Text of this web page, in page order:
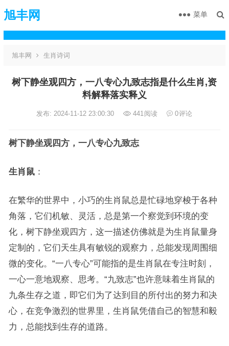
旭丰网 菜单
旭丰网 生肖诗词
树下静坐观四方，一八专心九致志指是什么生肖,资
料解释落实释义
发布: 2024-11-12 23:00:30 441阅读 0评论
树下静坐观四方，一八专心九致志
生肖鼠：
在繁华的世界中，小巧的生肖鼠总是忙碌地穿梭于各种
角落，它们机敏、灵活，总是第一个察觉到环境的变
化，树下静坐观四方，这一描述仿佛就是为生肖鼠量身
定制的，它们天生具有敏锐的观察力，总能发现周围细
微的变化。“一八专心”可能指的是生肖鼠在专注时刻，
一心一意地观察、思考。“九致志”也许意味着生肖鼠的
九条生存之道，即它们为了达到目的所付出的努力和决
心，在竞争激烈的世界里，生肖鼠凭借自己的智慧和毅
力，总能找到生存的道路。